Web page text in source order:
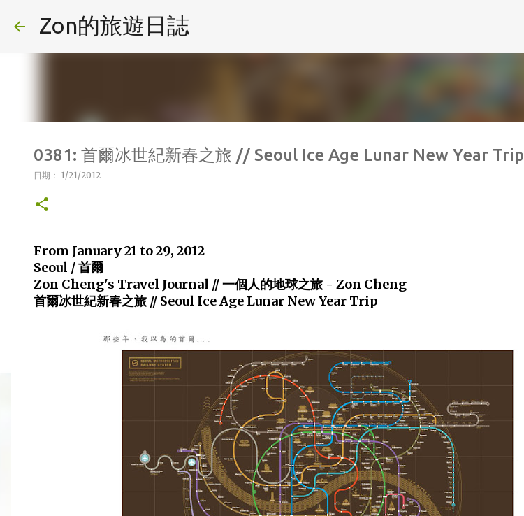
Zon的旅遊日誌
0381: 首爾冰世紀新春之旅 // Seoul Ice Age Lunar New Year Trip
日期： 1/21/2012
From January 21 to 29, 2012
Seoul / 首爾
Zon Cheng's Travel Journal // 一個人的地球之旅 - Zon Cheng
首爾冰世紀新春之旅 // Seoul Ice Age Lunar New Year Trip